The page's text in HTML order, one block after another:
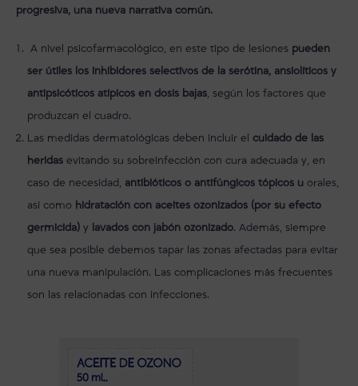
progresiva, una nueva narrativa común.
A nivel psicofarmacológico, en este tipo de lesiones pueden
ser útiles los inhibidores selectivos de la serótina, ansiolíticos y
antipsicóticos atípicos en dosis bajas, según los factores que
produzcan el cuadro.
Las medidas dermatológicas deben incluir el cuidado de las
heridas evitando su sobreinfección con cura adecuada y, en
caso de necesidad, antibióticos o antifúngicos tópicos u orales,
así como hidratación con aceites ozonizados (por su efecto
germicida) y lavados con jabón ozonizado. Además, siempre
que sea posible debemos tapar las zonas afectadas para evitar
una nueva manipulación. Las complicaciones más frecuentes
son las relacionadas con infecciones.